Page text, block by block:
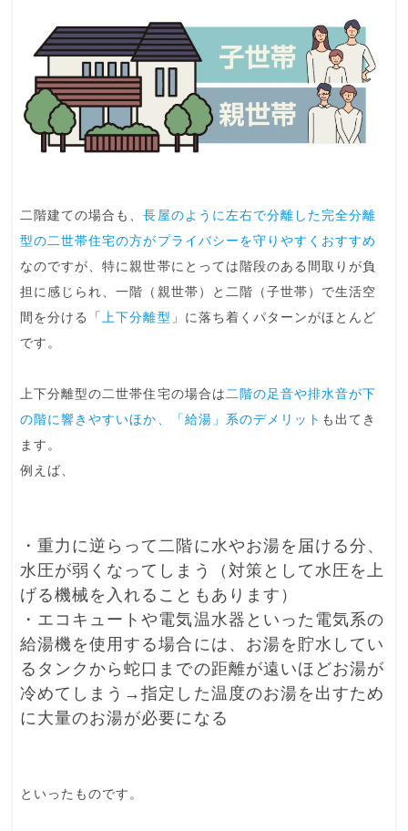
二階建ての場合も、長屋のように左右で分離した完全分離
型の二世帯住宅の方がプライバシーを守りやすくおすすめ
なのですが、特に親世帯にとっては階段のある間取りが負
担に感じられ、一階（親世帯）と二階（子世帯）で生活空
間を分ける「上下分離型 」に落ち着くパターンがほとんど
です。
上下分離型の二世帯住宅の場合は二階の足音や排水音が下
の階に響きやすいほか、「給湯」系のデメリット も出てき
ます。
例えば、
・重力に逆らって二階に水やお湯を届ける分、
水圧が弱くなってしまう（対策として水圧を上
げる機械を入れることもあります）
・エコキュートや電気温水器といった電気系の
給湯機を使用する場合には、お湯を貯水してい
るタンクから蛇口までの距離が遠いほどお湯が
冷めてしまう→指定した温度のお湯を出すため
に大量のお湯が必要になる
といったものです。